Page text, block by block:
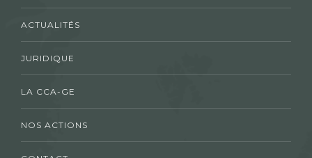
ACTUALITÉS
JURIDIQUE
LA CCA-GE
NOS ACTIONS